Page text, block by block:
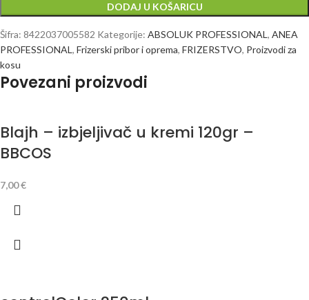
DODAJ U KOŠARICU
Šifra: 8422037005582 Kategorije: ABSOLUK PROFESSIONAL , ANEA
PROFESSIONAL , Frizerski pribor i oprema, FRIZERSTVO, Proizvodi za
kosu
Povezani proizvodi
Blajh – izbjeljivač u kremi 120gr –
BBCOS
7,00€